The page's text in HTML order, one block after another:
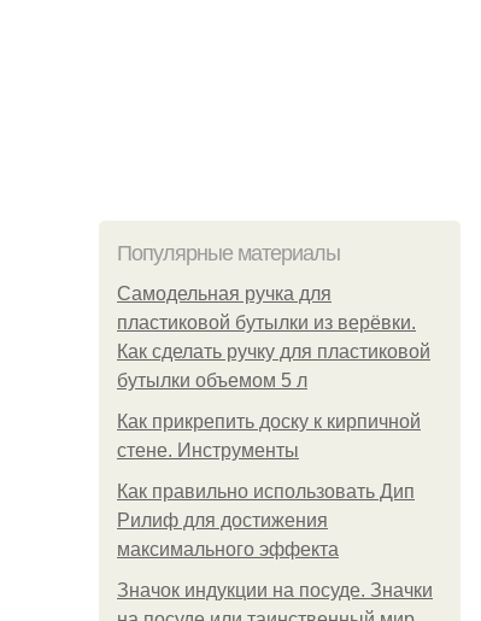
Популярные материалы
Самодельная ручка для
пластиковой бутылки из верёвки.
Как сделать ручку для пластиковой
бутылки объемом 5 л
Как прикрепить доску к кирпичной
стене. Инструменты
Как правильно использовать Дип
Рилиф для достижения
максимального эффекта
Значок индукции на посуде. Значки